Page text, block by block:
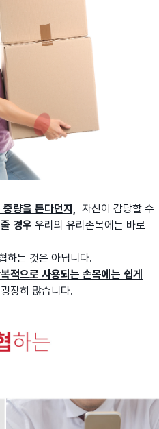
량을 든다던지, 자신이 감당할 수
경우 우리의 유리손목에는 바로
하는 것은 아닙니다.
적으로 사용되는 손목에는 쉽게
장히 많습니다.